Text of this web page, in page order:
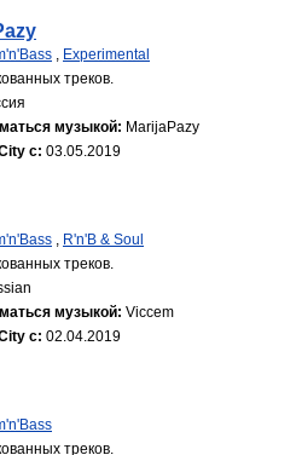
, Experimental
треков.
музыкой: MarijaPazy
с: 03.05.2019
, R'n'B & Soul
треков.
музыкой: Viccem
с: 02.04.2019
треков.